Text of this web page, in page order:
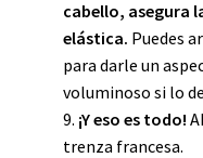
cabello, asegura
elástica. Puedes
para darle un
voluminoso si lo
9. ¡Y eso es todo!
trenza francesa.